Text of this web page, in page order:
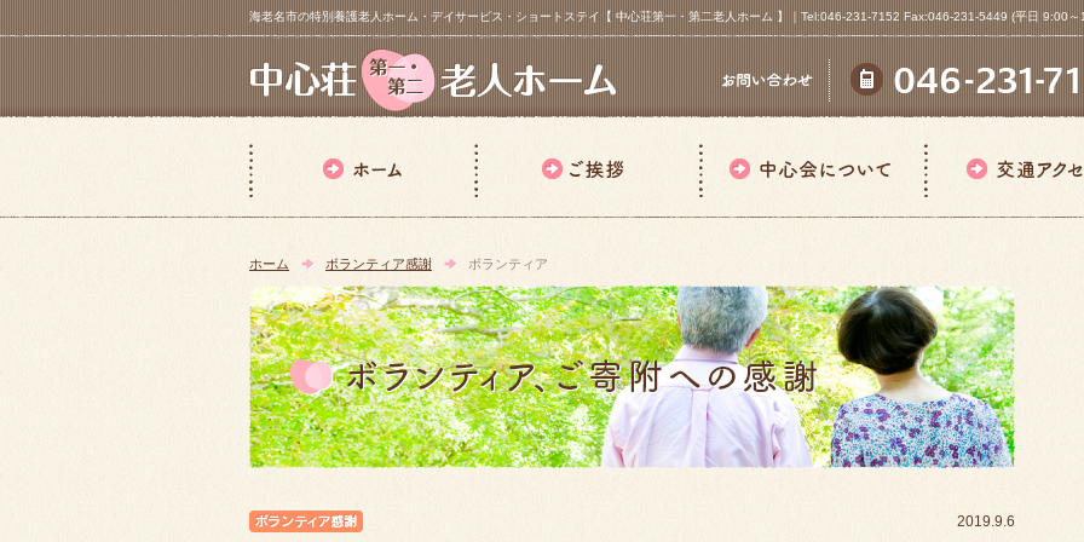
海老名市の特別養護老人ホーム・デイサービス・ショートステイ【 中心荘第一・第二老人ホーム 】｜Tel:046-231-7152 Fax:046-231-5449 (平日 9:00
ホーム ボランティア感謝 ボランティア
2019.9.6